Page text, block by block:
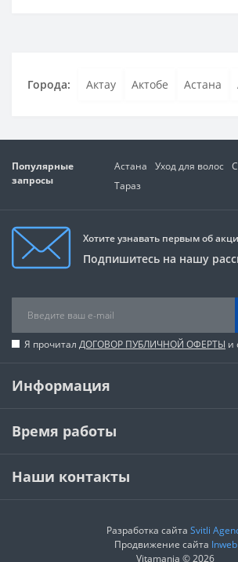
Города: Актау Актобе Астана
Популярные
запросы
Астана Уход для волос
Тараз
Хотите узнавать первым об
Подпишитесь на нашу
Я прочитал ДОГОВОР ПУБЛИЧНОЙ ОФЕРТЫ и
Информация
Время работы
Наши контакты
Разработка сайта Svitli
Продвижение сайта Inweb
Vitamania © 2026